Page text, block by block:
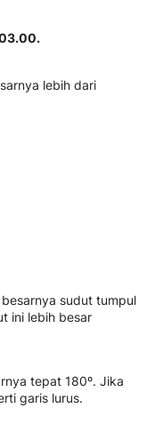
.
lebih dari
sudut tumpul
ini lebih besar
tepat 180º. Jika
garis lurus.